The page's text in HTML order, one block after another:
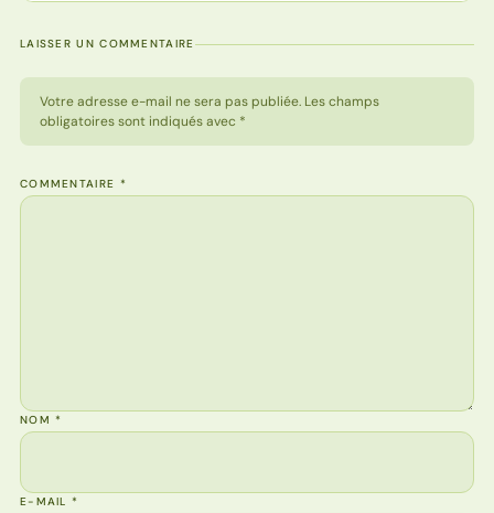
LAISSER UN COMMENTAIRE
Votre adresse e-mail ne sera pas publiée. Les champs
obligatoires sont indiqués avec *
COMMENTAIRE *
NOM*
E-MAIL*